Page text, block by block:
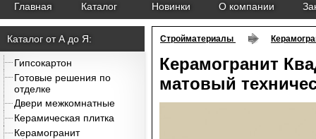
Главная Каталог Новинки О компании
Каталог от А до Я:
Гипсокартон
Готовые решения по
отделке
Двери межкомнатные
Керамическая плитка
Керамогранит
Стройматериалы
Керамогранит
матовый